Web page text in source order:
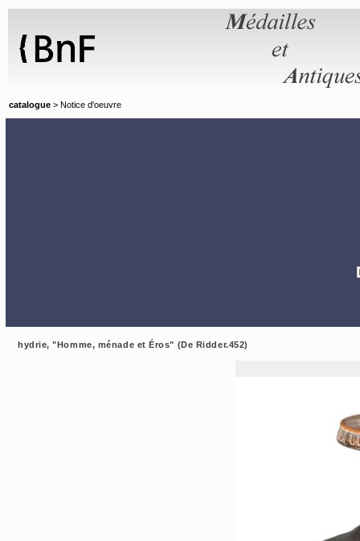
catalogue > Notice d'oeuvre
hydrie, "Homme, ménade et Éros" (De Ridder.452)